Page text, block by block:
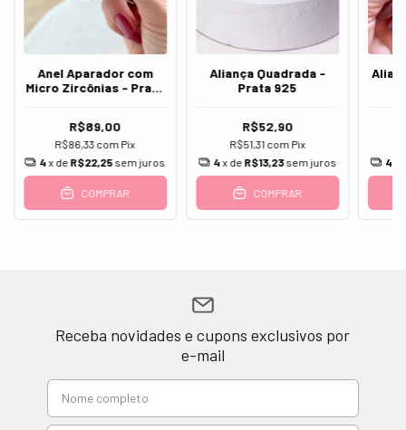
Anel Aparador com
Micro Zircônias - Prata
R$89,00
R$86,33 com Pix
4x de R$22,25sem juros
COMPRAR
Aliança Quadrada -
Prata 925
R$52,90
R$51,31 com Pix
4x de R$13,23sem juros
COMPRAR
4
Receba novidades e cupons exclusivos por
e-mail